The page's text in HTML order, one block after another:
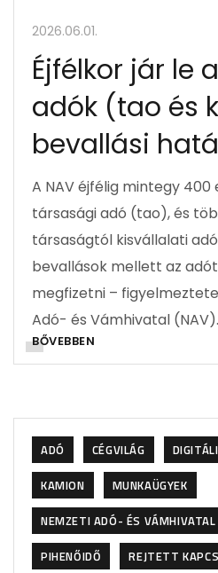
2026.06.01.
Éjfélkor jár le
adók (tao és
bevallási
A NAV éjfélig mintegy
társasági adó (tao), és
társaságtól kisvállalati
bevallások mellett az adót
megfizetni –
Adó- és Vámhivatal (NAV).
BŐVEBBEN
ADÓ CÉGVILÁG
KAMION
MUNKAÜGYEK
NEMZETI ADÓ- ÉS
PIHENŐIDŐ
REJTETT